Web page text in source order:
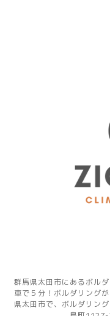
群馬県太田市にあるボル
車で５分！ボルダリング
県太田市で、ボルダリン